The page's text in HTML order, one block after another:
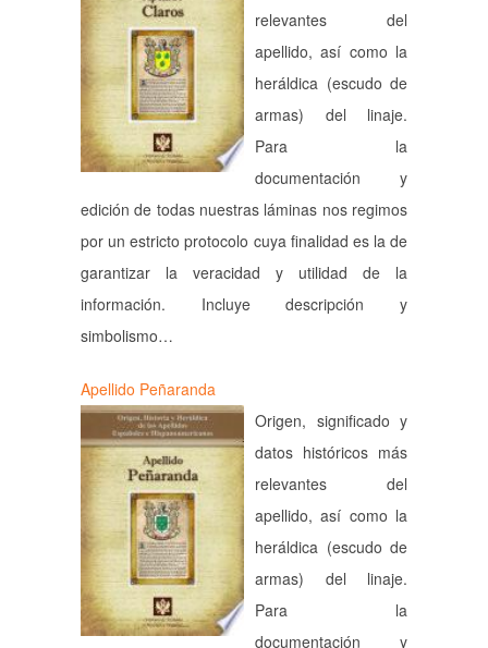
relevantes del
apellido, así como la
heráldica (escudo de
armas) del linaje.
Para la
documentación y
edición de todas nuestras láminas nos regimos
por un estricto protocolo cuya finalidad es la de
garantizar la veracidad y utilidad de la
información. Incluye descripción y
simbolismo…
Apellido Peñaranda
Origen, significado y
datos históricos más
relevantes del
apellido, así como la
heráldica (escudo de
armas) del linaje.
Para la
documentación y